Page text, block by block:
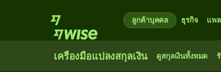
ลูกค้าบุคคล ธุรกิจ แพ
เครื่องมือแปลงสกุลเงิน ดูสกุลเงินทั้งหมด